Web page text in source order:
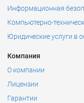
Информационная
Компьютерно-
Юридические услуги в
Компания
О компании
Лицензии
Гарантии